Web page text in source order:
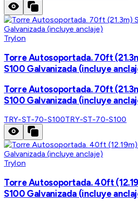
Trylon
Torre Autosoportada. 70ft
S100 Galvanizada (incluye
Torre Autosoportada. 70ft
S100 Galvanizada (incluye
TRY-ST-70-S100TRY-ST-70-S100
Trylon
Torre Autosoportada. 40ft
S100 Galvanizada (incluye